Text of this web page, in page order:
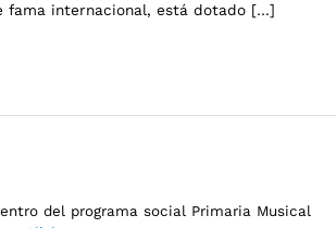
fama internacional, está dotado […]
del programa social Primaria Musical